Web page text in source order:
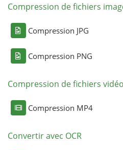
Compression de fichiers
Compression JPG
Compression PNG
Compression de fichiers vidéo
Compression MP4
Convertir avec OCR